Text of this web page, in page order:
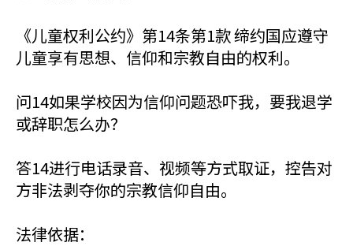
《儿童权利公约》第14条第1款 缔约国应遵守
儿童享有思想、信仰和宗教自由的权利。
问14如果学校因为信仰问题恐吓我，要我退学
或辞职怎么办？
答14进行电话录音、视频等方式取证，控告对
方非法剥夺你的宗教信仰自由。
法律依据：